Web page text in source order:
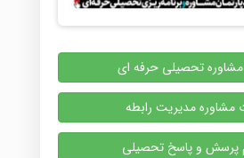
تحصیلی حرفه ای
مشاوره مدیریت رابطه
پرسش و پاسخ تحصیلی